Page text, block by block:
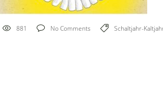
881 No Comments
Schaltjahr-